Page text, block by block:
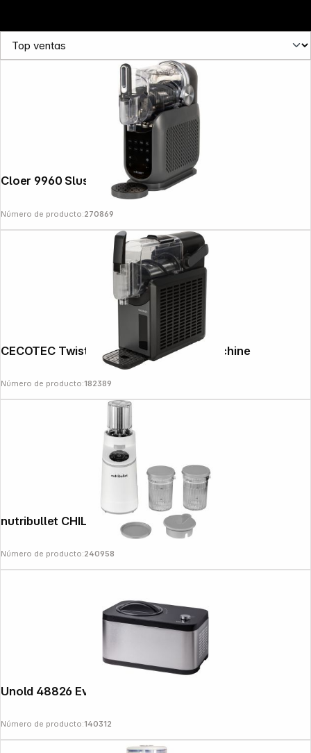
Cloer 9960 Slush Ice Machine
Número de producto:270869
CECOTEC Twist&Ice 2600 slush ice maschine
Número de producto:182389
nutribullet CHILL NBD0503W
Número de producto:240958
Número de producto:140312
Follow us on